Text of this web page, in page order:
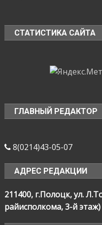
СТАТИСТИКА САЙТА
ГЛАВНЫЙ РЕДАКТОР
8(0214)43-05-07
АДРЕС РЕДАКЦИИ
211400, г.Полоцк, ул.
райисполкома, 3-й этаж)